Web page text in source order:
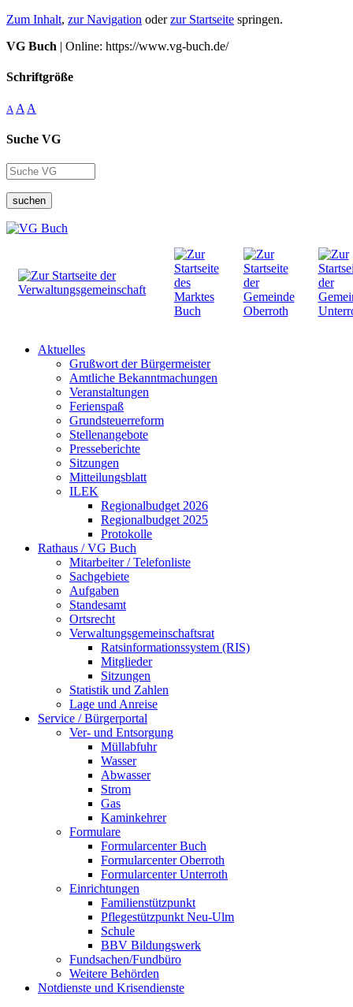
Zum Inhalt, zur Navigation oderzur Startseite springen.
VG Buch | Online: https://www.vg-buch.de/
Schriftgröße
A A A
Suche VG
suchen
Aktuelles
Grußwort der Bürgermeister
Amtliche Bekanntmachungen
Veranstaltungen
Ferienspaß
Grundsteuerreform
Stellenangebote
Presseberichte
Sitzungen
Mitteilungsblatt
ILEK
Regionalbudget 2026
Regionalbudget 2025
Protokolle
Rathaus / VG Buch
Mitarbeiter / Telefonliste
Sachgebiete
Aufgaben
Standesamt
Ortsrecht
Verwaltungsgemeinschaftsrat
Ratsinformationssystem (RIS)
Mitglieder
Sitzungen
Statistik und Zahlen
Lage und Anreise
Service / Bürgerportal
Ver- und Entsorgung
Müllabfuhr
Wasser
Abwasser
Strom
Gas
Kaminkehrer
Formulare
Formularcenter Buch
Formularcenter Oberroth
Formularcenter Unterroth
Einrichtungen
Familienstützpunkt
Pflegestützpunkt Neu-Ulm
Schule
BBV Bildungswerk
Fundsachen/Fundbüro
Weitere Behörden
Notdienste und Krisendienste